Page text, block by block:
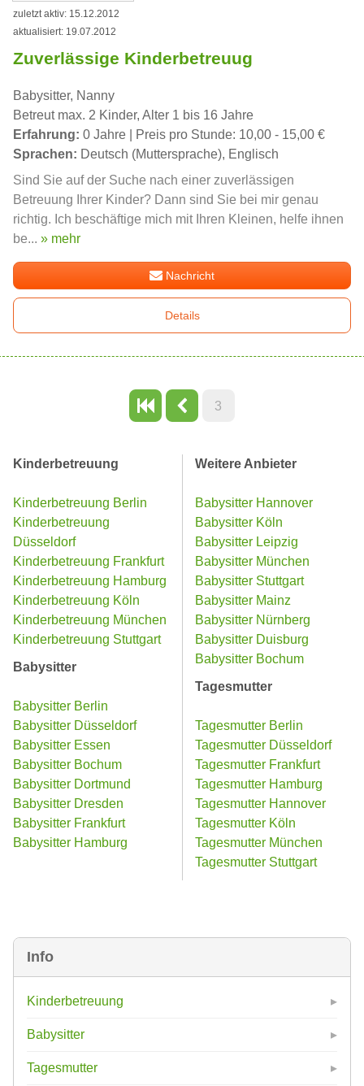
Info
Kinderbetreuung
Babysitter
Tagesmutter
zuletzt aktiv: 15.12.2012
aktualisiert: 19.07.2012
Zuverlässige Kinderbetreuug
Babysitter, Nanny
Betreut max. 2 Kinder, Alter 1 bis 16 Jahre
Erfahrung: 0 Jahre | Preis pro Stunde: 10,00 - 15,00 €
Sprachen: Deutsch (Muttersprache), Englisch
Sind Sie auf der Suche nach einer zuverlässigen
Betreuung Ihrer Kinder? Dann sind Sie bei mir genau
richtig. Ich beschäftige mich mit Ihren Kleinen, helfe ihnen
be... » mehr
Nachricht
Details
3
Kinderbetreuung
Kinderbetreuung Berlin
Kinderbetreuung
Düsseldorf
Kinderbetreuung Frankfurt
Kinderbetreuung Hamburg
Kinderbetreuung Köln
Kinderbetreuung München
Kinderbetreuung Stuttgart
Babysitter
Babysitter Berlin
Babysitter Düsseldorf
Babysitter Essen
Babysitter Bochum
Babysitter Dortmund
Babysitter Dresden
Babysitter Frankfurt
Babysitter Hamburg
Weitere Anbieter
Babysitter Hannover
Babysitter Köln
Babysitter Leipzig
Babysitter München
Babysitter Stuttgart
Babysitter Mainz
Babysitter Nürnberg
Babysitter Duisburg
Babysitter Bochum
Tagesmutter
Tagesmutter Berlin
Tagesmutter Düsseldorf
Tagesmutter Frankfurt
Tagesmutter Hamburg
Tagesmutter Hannover
Tagesmutter Köln
Tagesmutter München
Tagesmutter Stuttgart